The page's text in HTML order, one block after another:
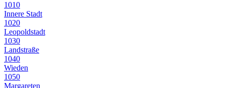
1010
Innere Stadt
1020
Leopoldstadt
1030
Landstraße
1040
Wieden
1050
Margareten